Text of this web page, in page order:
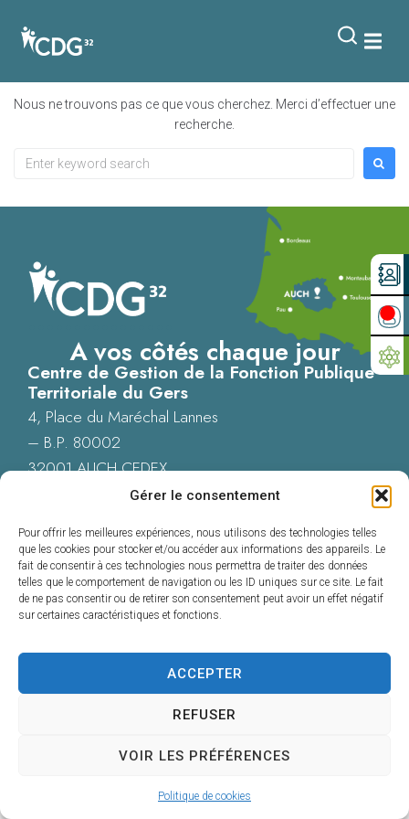
Gérer le consentement
Pour offrir les meilleures expériences, nous utilisons des technologies telles
que les cookies pour stocker et/ou accéder aux informations des appareils. Le
fait de consentir à ces technologies nous permettra de traiter des données
telles que le comportement de navigation ou les ID uniques sur ce site. Le fait
de ne pas consentir ou de retirer son consentement peut avoir un effet négatif
sur certaines caractéristiques et fonctions.
ACCEPTER
REFUSER
VOIR LES PRÉFÉRENCES
Politique de cookies
Nous ne trouvons pas ce que vous cherchez. Merci d’effectuer une
recherche.
A vos côtés chaque jour
Centre de Gestion de la Fonction Publique
Territoriale du Gers
4, Place du Maréchal Lannes
– B.P. 80002
32001 AUCH CEDEX
05 62 60 15 00
Accessibilité : Conformité totale
Mentions légales
Données personnelles
Confidentialité
© 2025 - Propulsé par Utopia